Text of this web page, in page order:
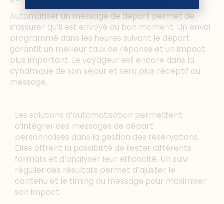
Automatiser un message de départ permet de
s’assurer qu’il est envoyé au bon moment. Un envoi
programmé dans les heures suivant le départ
garantit un meilleur taux de réponse et un impact
plus important. Le voyageur est encore dans la
dynamique de son séjour et sera plus réceptif au
message.
Les solutions d’automatisation permettent
d’intégrer des messages de départ
personnalisés dans la gestion des réservations.
Elles offrent la possibilité de tester différents
formats et d’analyser leur efficacité. Un suivi
régulier des résultats permet d’ajuster le
contenu et le timing du message pour maximiser
son impact.